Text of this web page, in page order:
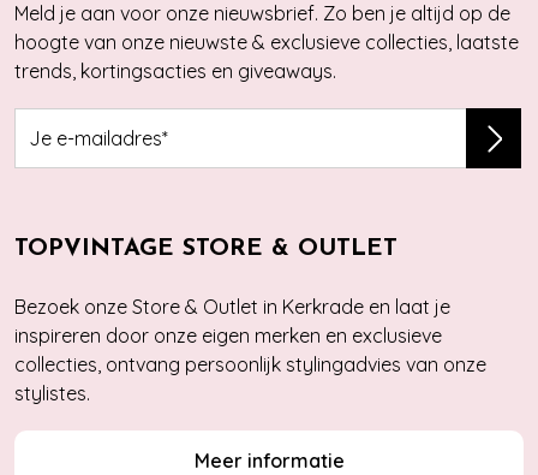
Meld je aan voor onze nieuwsbrief. Zo ben je altijd op de
hoogte van onze nieuwste & exclusieve collecties, laatste
trends, kortingsacties en giveaways.
TOPVINTAGE STORE & OUTLET
Bezoek onze Store & Outlet in Kerkrade en laat je
inspireren door onze eigen merken en exclusieve
collecties, ontvang persoonlijk stylingadvies van onze
stylistes.
Meer informatie